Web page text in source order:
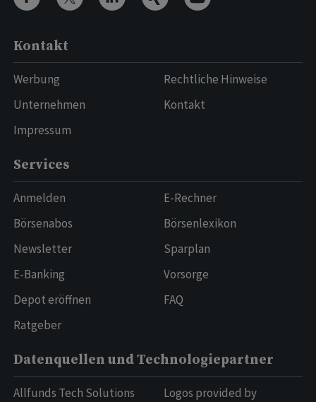
Kontakt
Werbung
Unternehmen
Impressum
Rechtliche Hinweise
Kontakt
Services
Anmelden
Börsenabos
Newsletter
E-Banking
Depot eröffnen
Ratgeber
E-Rechner
Börsenlexikon
Sparplan
Vorsorge
FAQ
Datenquellen und Technologiepartner
Allfunds Tech Solutions
Logos provided by